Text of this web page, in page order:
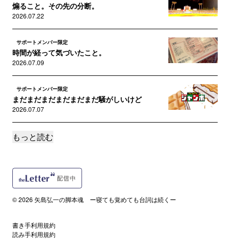
煽ること。その先の分断。
2026.07.22
サポートメンバー限定
時間が経って気づいたこと。
2026.07.09
サポートメンバー限定
まだまだまだまだまだまだ騒がしいけど
2026.07.07
サポートメンバー限定
サポートメンバー限定
2026.06.28
サポートメンバー限定
もっと読む
© 2026 矢島弘一の脚本魂 ー寝ても覚めても台詞は続くー
書き手利用規約
読み手利用規約